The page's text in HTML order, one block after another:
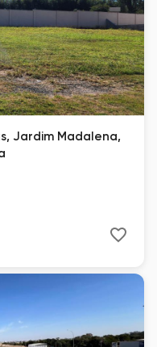
Jardim Madalena,